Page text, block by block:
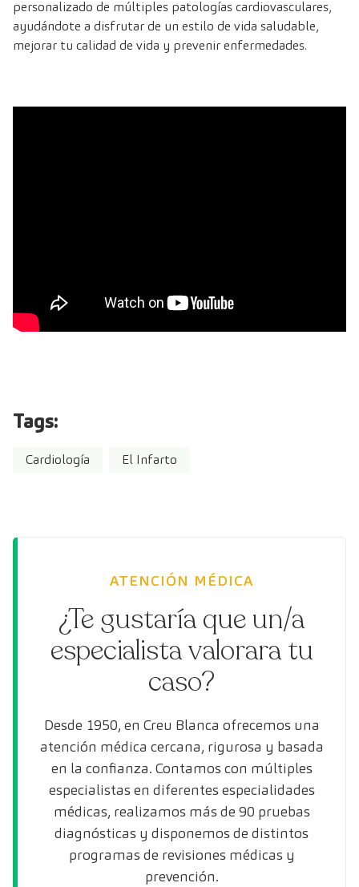
personalizado de múltiples patologías cardiovasculares,
ayudándote a disfrutar de un estilo de vida saludable,
mejorar tu calidad de vida y prevenir enfermedades.
Tags:
Cardiología El Infarto
ATENCIÓN MÉDICA
¿Te gustaría que un/a
especialista valorara tu
caso?
Desde 1950, en Creu Blanca ofrecemos una
atención médica cercana, rigurosa y basada
en la confianza. Contamos con múltiples
especialistas en diferentes especialidades
médicas, realizamos más de 90 pruebas
diagnósticas y disponemos de distintos
programas de revisiones médicas y
prevención.